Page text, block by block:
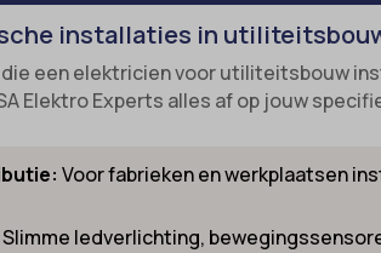
installaties in
een elektricien voor utiliteitsbouw
Elektro Experts alles af op jouw
Voor fabrieken en werkplaatsen
Slimme ledverlichting,
gdpr_consent
googtrans
gt_auto_switch
mhcookie
borlabs-cookie
cato_fw_inet
cookie_permission_granted